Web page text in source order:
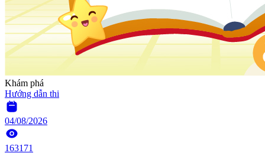
Khám phá
Hướng dẫn thi
04/08/2026
163171